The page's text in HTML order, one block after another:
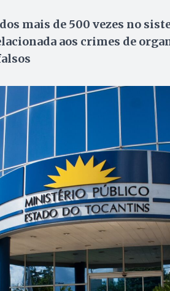
mais de 500 vezes no
aos crimes de